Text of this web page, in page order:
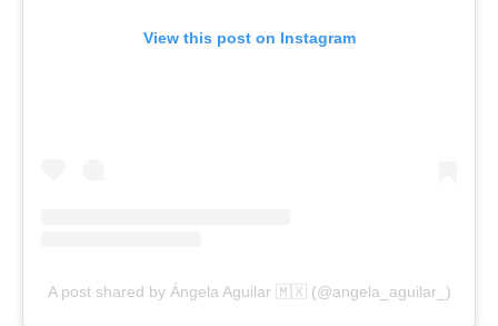
View this post on Instagram
A post shared by Ángela Aguilar 🇲🇽 (@angela_aguilar_)